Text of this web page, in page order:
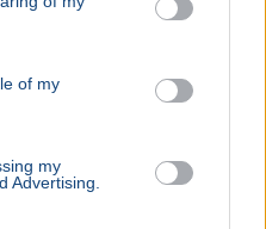
of my
my
Advertising.
golfklubjánál az elnök
parti őrség egy égő